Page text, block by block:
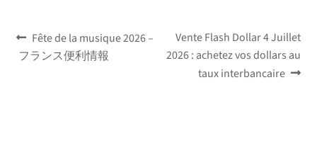
Navigation
de
Article
précédent :
Fête de la musique 2026 –
フランス便利情報
Article
suivant :
Vente Flash Dollar 4 Juillet
2026 : achetez vos dollars au
taux interbancaire